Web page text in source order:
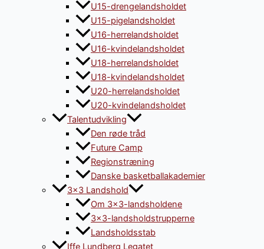
U15-drengelandsholdet
U15-pigelandsholdet
U16-herrelandsholdet
U16-kvindelandsholdet
U18-herrelandsholdet
U18-kvindelandsholdet
U20-herrelandsholdet
U20-kvindelandsholdet
Talentudvikling
Den røde tråd
Future Camp
Regionstræning
Danske basketballakademier
3×3 Landshold
Om 3×3-landsholdene
3×3-landsholdstrupperne
Landsholdsstab
Iffe Lundberg Legatet